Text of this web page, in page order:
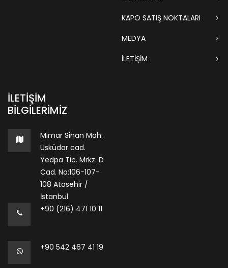
KAPO SATIŞ NOKTALARI
MEDYA
İLETİŞİM
İLETIŞIM
BILGILERIMIZ
Mimar Sinan Mah.
Üsküdar cad.
Yedpa Tic. Mrkz. D
Cad. No:106-107-
108 Atasehir /
İstanbul
+90 (216) 471 10 11
+90 542 467 41 19